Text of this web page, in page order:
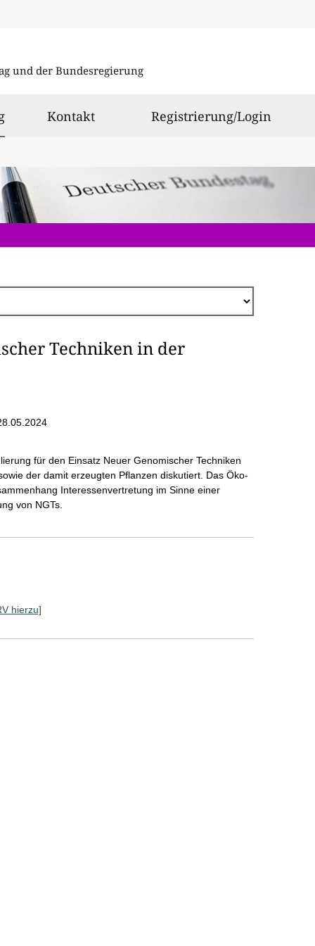
und der Bundesregierung
ausgewählt
Kontakt Registrierung/Login
Techniken in der
für den Einsatz Neuer Genomischer Techniken
der damit erzeugten Pflanzen diskutiert. Das Öko-
Interessenvertretung im Sinne einer
von NGTs.
hierzu]